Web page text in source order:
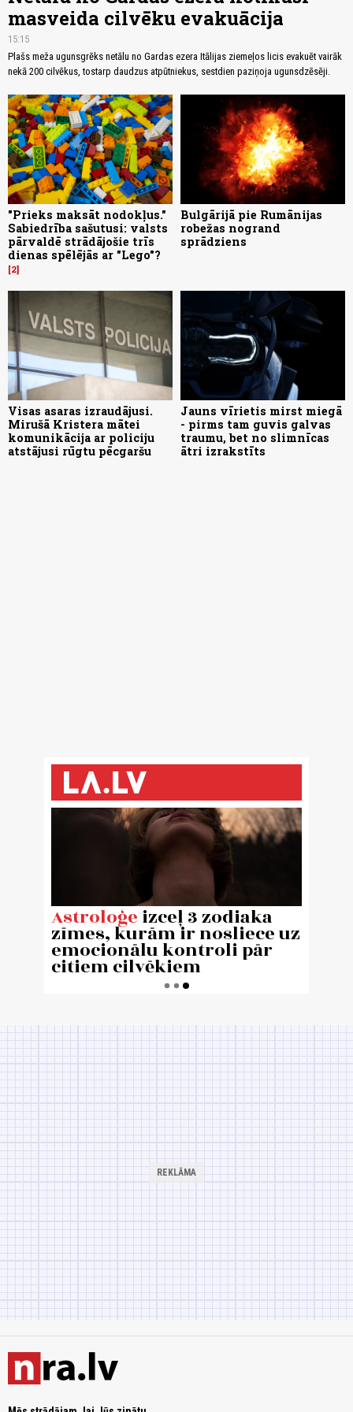
masveida cilvēku evakuācija
15:15
Plašs meža ugunsgrēks netālu no Gardas ezera Itālijas ziemeļos licis evakuēt vairāk
nekā 200 cilvēkus, tostarp daudzus atpūtniekus, sestdien paziņoja ugunsdzēsēji.
"Prieks maksāt nodokļus."
Sabiedrība sašutusi: valsts
pārvaldē strādājošie trīs
dienas spēlējās ar "Lego"?
2
Bulgārijā pie Rumānijas
robežas nogrand
sprādziens
Visas asaras izraudājusi.
Mirušā Kristera mātei
komunikācija ar policiju
atstājusi rūgtu pēcgaršu
Jauns vīrietis mirst miegā
- pirms tam guvis galvas
traumu, bet no slimnīcas
ātri izrakstīts